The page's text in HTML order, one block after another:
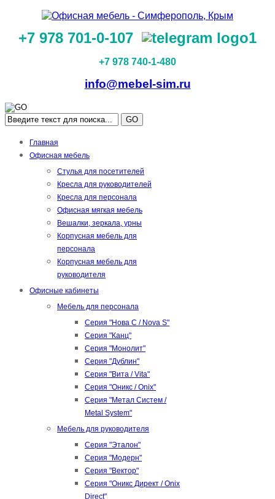
+7 978 701-0-107
+7 978 740-1-480
info@mebel-sim.ru
GO
Главная
Офисная мебель
Стулья для посетителей
Кресла для руководителей
Кресла для персонала
Офисная мягкая мебель
Вешалки, зеркала, урны
Корпусная мебель для
персонала
Корпусная мебель для
руководителя
Офисные кабинеты
Мебель для персонала
Серия "Нова С / Nova S"
Серия "Канц"
Серия "Монолит"
Серия "Дублин"
Серия "Вита / Vita"
Серия "Оникс / Onix"
Серия "Метал Систем /
Metal System"
Мебель для руководителя
Серия "Эталон"
Серия "Модерн"
Серия "Вектор"
Серия "Оникс Директ / Onix
Direct"